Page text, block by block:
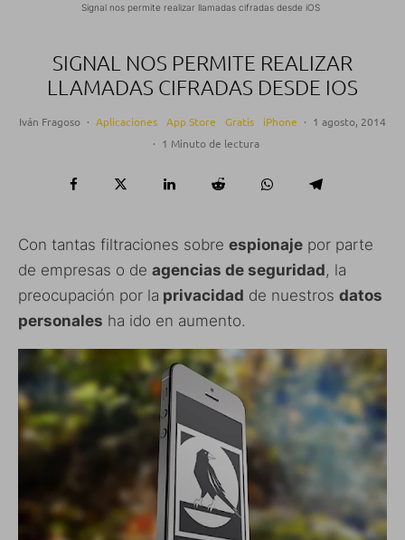
Signal nos permite realizar llamadas cifradas desde iOS
SIGNAL NOS PERMITE REALIZAR
LLAMADAS CIFRADAS DESDE IOS
Iván Fragoso · Aplicaciones App Store Gratis iPhone · 1 agosto, 2014
· 1 Minuto de lectura
Con tantas filtraciones sobre espionaje por parte
de empresas o de agencias de seguridad, la
preocupación por la privacidad de nuestros datos
personales ha ido en aumento.